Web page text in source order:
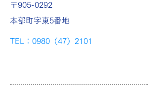
〒905-0292
本部町字東5番地
TEL：0980（47）2101